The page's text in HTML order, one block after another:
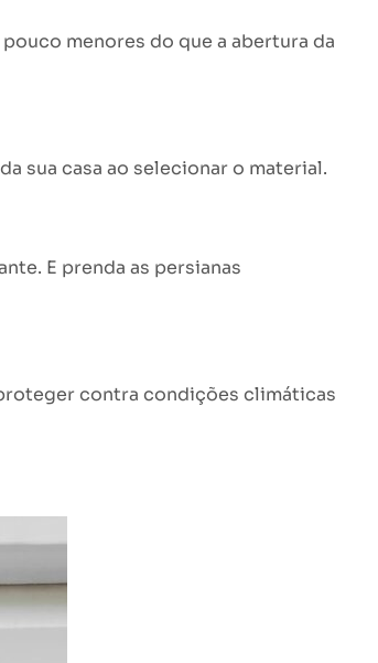
menores do que a abertura da
sua casa ao selecionar o material.
E prenda as persianas
contra condições climáticas